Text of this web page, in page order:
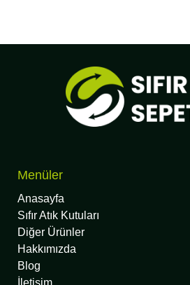
Menüler
Anasayfa
Sıfır Atık Kutuları
Diğer Ürünler
Hakkımızda
Blog
İletişim